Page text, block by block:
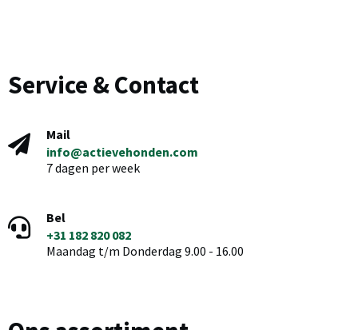
Service & Contact
Mail
info@actievehonden.com
7 dagen per week
Bel
+31 182 820 082
Maandag t/m Donderdag 9.00 - 16.00